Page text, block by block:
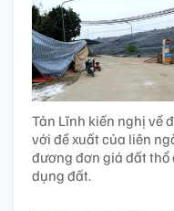
Tản Lĩnh kiến nghị về
với đề xuất của liên
đương đơn giá đất thổ
dụng đất.